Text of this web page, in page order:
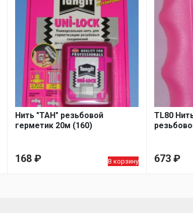
Нить "ТАН" резьбовой
герметик 20м (160)
168 ₽ В корзину
TL80
673 ₽